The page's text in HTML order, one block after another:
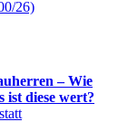
26)
– Wie
ist diese wert?